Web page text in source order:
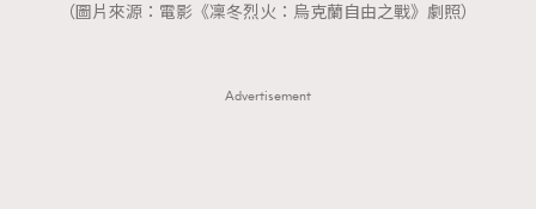
（圖片來源：電影《凜冬烈火：烏克蘭自由之戰》劇照）
Advertisement